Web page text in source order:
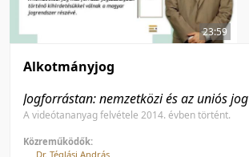
23:59
Alkotmányjog
Jogforrástan: nemzetközi és az uniós jog
A videótananyag felvétele 2014. évben történt.
Közreműködők:
Dr. Téglási András